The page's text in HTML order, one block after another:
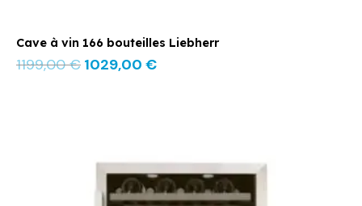
Cave à vin 166 bouteilles Liebherr
1199,00€ 1029,00 €
était :
1329,00 €.
est :
979,00 €.